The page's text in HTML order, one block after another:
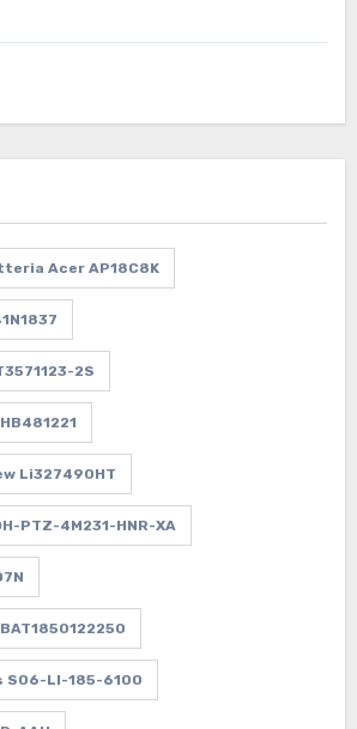
Acer AP18C8K
2S
Li327490HT
PTZ-4M231-HNR-XA
S06-LI-185-6100